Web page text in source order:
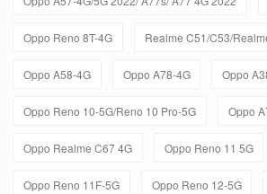
Oppo Reno 8T-4G Realme C51/C53/
Oppo A58-4G Oppo A78-4G Oppo
Oppo Reno 10-5G/Reno 10 Pro-5G Oppo
Oppo Realme C67 4G Oppo Reno 11 5G
Oppo Reno 11F-5G Oppo Reno 12-5G